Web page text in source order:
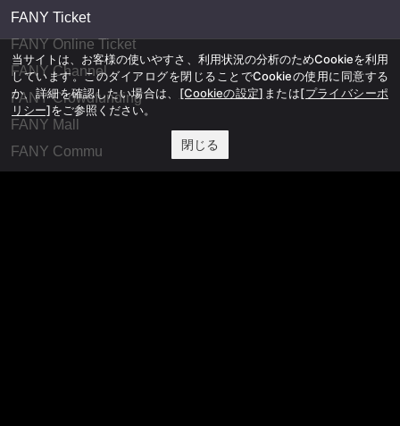
FANY Ticket
FANY Online Ticket
FANY Channel
FANY Crowdfunding
FANY Mall
FANY Commu
当サイトは、お客様の使いやすさ、利用状況の分析のためCookieを利用
しています。このダイアログを閉じることでCookieの使用に同意する
か、詳細を確認したい場合は、 [Cookieの設定] または[プライバシーポ
リシー]をご参照ください。
閉じる